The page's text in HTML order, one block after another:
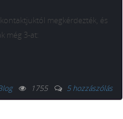
megkérdezték, és
még 3-at:
1755 5 hozzászólás